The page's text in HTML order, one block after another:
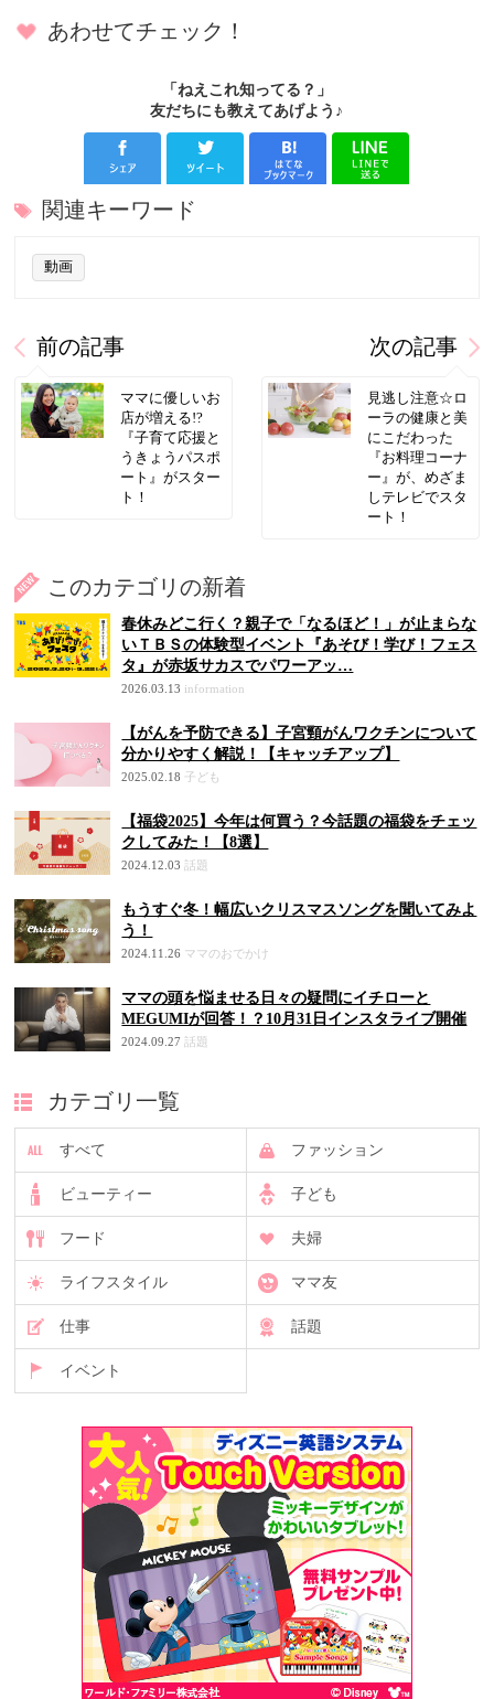
あわせてチェック！
「ねえこれ知ってる？」
友だちにも教えてあげよう♪
関連キーワード
動画
前の記事
ママに優しいお
店が増える!?
『子育て応援と
うきょうパスポ
ート』がスター
ト！
次の記事
見逃し注意☆ロ
ーラの健康と美
にこだわった
『お料理コーナ
ー』が、めざま
しテレビでスタ
ート！
このカテゴリの新着
春休みどこ行く？親子で「なるほど！」が止まらな
いＴＢＳの体験型イベント『あそび！学び！フェス
タ』が赤坂サカスでパワーアッ…
2026.03.13 information
【がんを予防できる】子宮頸がんワクチンについて
分かりやすく解説！【キャッチアップ】
2025.02.18 子ども
【福袋2025】今年は何買う？今話題の福袋をチェッ
クしてみた！【8選】
2024.12.03 話題
もうすぐ冬！幅広いクリスマスソングを聞いてみよ
う！
2024.11.26 ママのおでかけ
ママの頭を悩ませる日々の疑問にイチローと
MEGUMIが回答！？10月31日インスタライブ開催
2024.09.27 話題
カテゴリ一覧
すべて ファッション
ビューティー 子ども
フード 夫婦
ライフスタイル ママ友
仕事 話題
イベント